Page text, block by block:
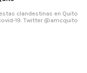
clandestinas en Quito
19. Twitter @amcquito